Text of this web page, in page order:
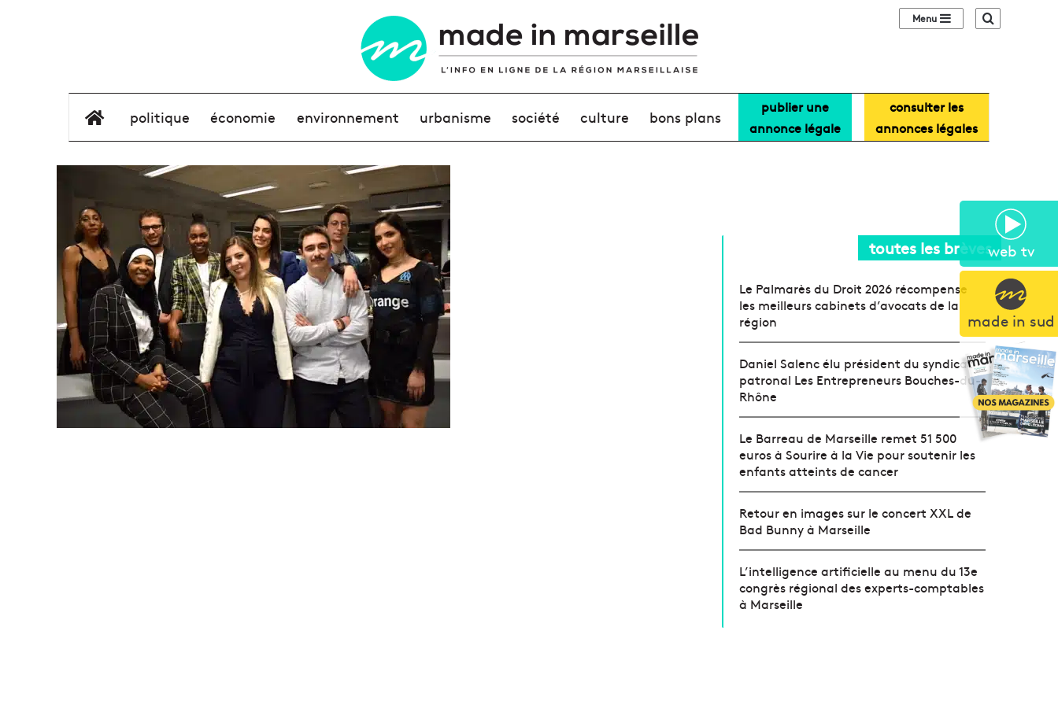
web tv
made in sud
Sidebar (barre
élément de menu
politique économie environnement urbanisme société culture bons plans
publier une
annonce légale
consulter les
annonces légales
toutes les brèves
Le Palmarès du Droit 2026 récompense
les meilleurs cabinets d’avocats de la
région
Daniel Salenc élu président du syndicat
patronal Les Entrepreneurs Bouches-du-
Rhône
Le Barreau de Marseille remet 51 500
euros à Sourire à la Vie pour soutenir les
enfants atteints de cancer
Retour en images sur le concert XXL de
Bad Bunny à Marseille
L’intelligence artificielle au menu du 13e
congrès régional des experts-comptables
à Marseille